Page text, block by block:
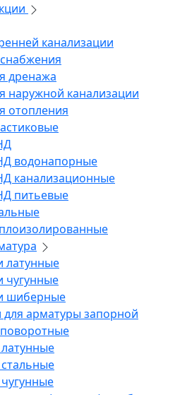
канализации
дренажа
наружной канализации
отопления
водонапорные
канализационные
питьевые
латунные
чугунные
шиберные
для арматуры запорной